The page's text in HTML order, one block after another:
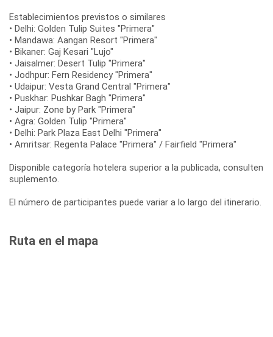
Establecimientos previstos o similares
• Delhi: Golden Tulip Suites "Primera"
• Mandawa: Aangan Resort "Primera"
• Bikaner: Gaj Kesari "Lujo"
• Jaisalmer: Desert Tulip "Primera"
• Jodhpur: Fern Residency "Primera"
• Udaipur: Vesta Grand Central "Primera"
• Puskhar: Pushkar Bagh "Primera"
• Jaipur: Zone by Park "Primera"
• Agra: Golden Tulip "Primera"
• Delhi: Park Plaza East Delhi "Primera"
• Amritsar: Regenta Palace "Primera" / Fairfield "Primera"
Disponible categoría hotelera superior a la publicada, consulten
suplemento.
El número de participantes puede variar a lo largo del itinerario.
Ruta en el mapa